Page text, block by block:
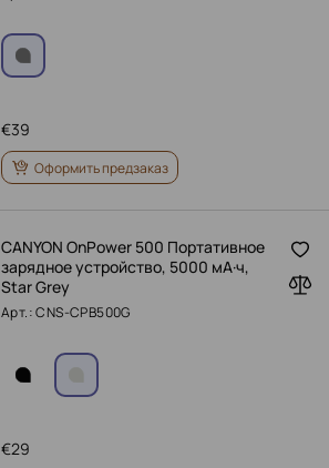
39
€
Оформить предзаказ
CANYON OnPower 500 Портативное
зарядное устройство, 5000 мА·ч,
Star Grey
Арт.: CNS-CPB500G
29
€